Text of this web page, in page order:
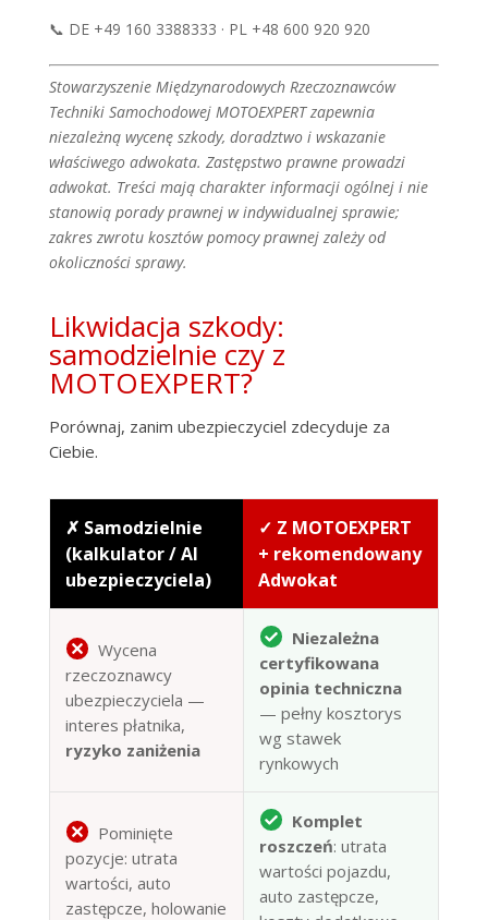
📞 DE +49 160 3388333 · PL +48 600 920 920
Stowarzyszenie Międzynarodowych Rzeczoznawców
Techniki Samochodowej MOTOEXPERT zapewnia
niezależną wycenę szkody, doradztwo i wskazanie
właściwego adwokata. Zastępstwo prawne prowadzi
adwokat. Treści mają charakter informacji ogólnej i nie
stanowią porady prawnej w indywidualnej sprawie;
zakres zwrotu kosztów pomocy prawnej zależy od
okoliczności sprawy.
Likwidacja szkody:
samodzielnie czy z
MOTOEXPERT?
Porównaj, zanim ubezpieczyciel zdecyduje za
Ciebie.
✗ Samodzielnie
(kalkulator / AI
ubezpieczyciela)
✓ Z MOTOEXPERT
+ rekomendowany
Adwokat
Wycena
rzeczoznawcy
ubezpieczyciela —
interes płatnika,
ryzyko zaniżenia
Niezależna
certyfikowana
opinia techniczna
— pełny kosztorys
wg stawek
rynkowych
Pominięte
pozycje: utrata
wartości, auto
zastępcze, holowanie
Komplet
roszczeń: utrata
wartości pojazdu,
auto zastępcze,